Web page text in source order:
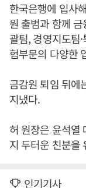
한국은행에 입사
원 출범과 함께
괄팀, 경영지도팀
험부문의 다양한
금감원 퇴임 뒤에
지냈다.
허 원장은 윤석열
지 두터운 친분을
인기기사